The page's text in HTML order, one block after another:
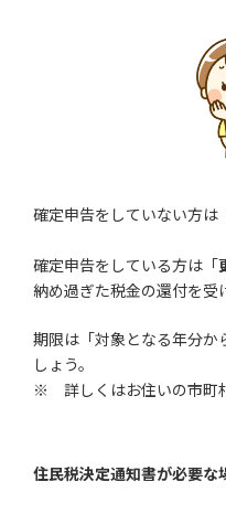
確定申告をしていない方は
確定申告をしている方は「
納め過ぎた税金の還付を受
期限は「対象となる年分か
しょう。
※ 詳しくはお住いの市町
住民税決定通知書が必要な